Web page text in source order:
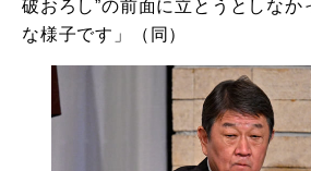
破おろし”の前面に立とうとしなか
な様子です」（同）